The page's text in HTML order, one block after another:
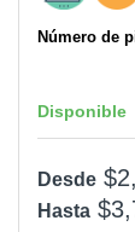
Número de
Disponible
Desde
Hasta